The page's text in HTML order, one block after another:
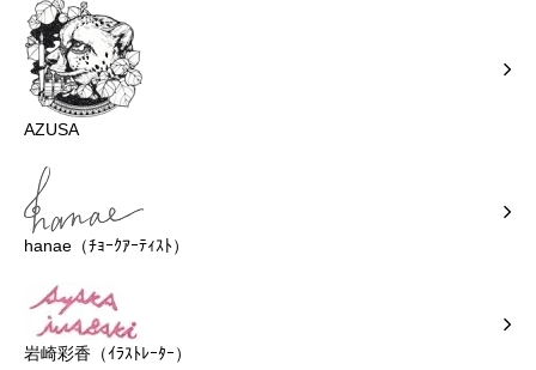
AZUSA
hanae（ﾁｮｰｸｱｰﾃｨｽﾄ）
岩崎彩香（ｲﾗｽﾄﾚｰﾀｰ）